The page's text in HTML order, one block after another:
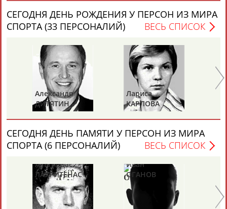
СЕГОДНЯ ДЕНЬ РОЖДЕНИЯ У ПЕРСОН ИЗ МИРА
СПОРТА (33 ПЕРСОНАЛИЙ)
ВЕСЬ СПИСОК
Александр
ДИТЯТИН
Лариса
КАРЛОВА
СЕГОДНЯ ДЕНЬ ПАМЯТИ У ПЕРСОН ИЗ МИРА
СПОРТА (6 ПЕРСОНАЛИЙ)
ВЕСЬ СПИСОК
Альгирдас
ЛАУРИТЕНАС
Иван
ОГАНОВ